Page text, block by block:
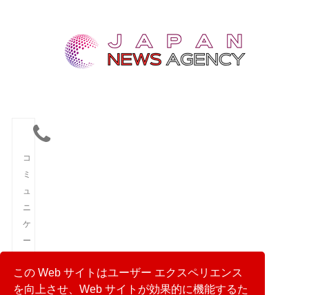
この Web サイトはユーザー エクスペリエンス
を向上させ、Web サイトが効果的に機能するた
コ
ミ
ュ
ニ
ケ
ー
ョ
ン